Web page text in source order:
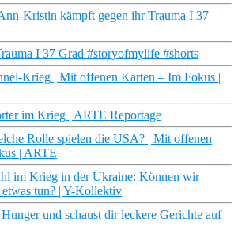
Kristin kämpft gegen ihr Trauma I 37
I 37 Grad #storyofmylife #shorts
Krieg | Mit offenen Karten – Im Fokus |
im Krieg | ARTE Reportage
Rolle spielen die USA? | Mit offenen
| ARTE
im Krieg in der Ukraine: Können wir
tun? | Y-Kollektiv
und schaust dir leckere Gerichte auf